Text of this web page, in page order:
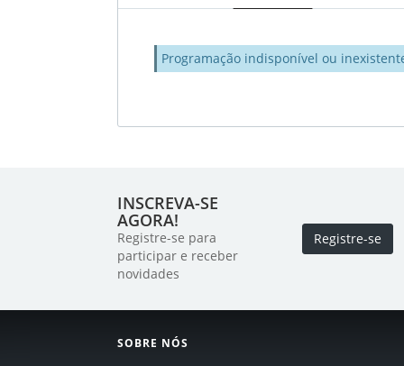
Programação indisponível ou
INSCREVA-SE
AGORA!
Registre-se para
participar e receber
novidades
Registre-se
SOBRE NÓS